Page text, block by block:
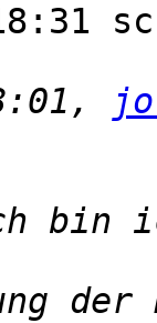
der